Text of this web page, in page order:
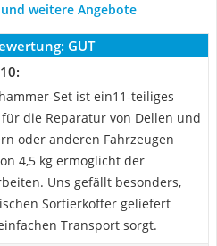
weitere Angebote
GUT
Set ist ein11-teiliges
die Reparatur von Dellen und
oder anderen Fahrzeugen
4,5 kg ermöglicht der
Uns gefällt besonders,
Sortierkoffer geliefert
Transport sorgt.